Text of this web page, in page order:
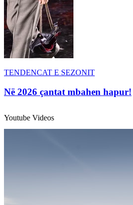
TENDENCAT E SEZONIT
Në 2026 çantat mbahen hapur!
Youtube Videos